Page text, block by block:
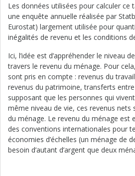
Les données utilisées pour calculer ce
une enquête annuelle réalisée par
Eurostat) largement utilisée pour
inégalités de revenu et les conditions
Ici, l’idée est d’appréhender le niveau
travers le revenu du ménage. Pour
sont pris en compte : revenus du
revenus du patrimoine, transferts
supposant que les personnes qui
même niveau de vie, ces revenus nets
du ménage. Le revenu du ménage est
des conventions internationales pour
économies d’échelles (un ménage de
besoin d’autant d’argent que deux